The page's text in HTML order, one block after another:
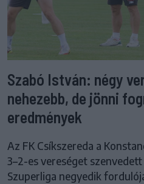
Szabó István: négy
nehezebb, de jönni
eredmények
Az FK Csíkszereda a
3–2-es vereséget
Szuperliga negyedik